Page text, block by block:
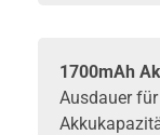
1700mAh
Ausdauer